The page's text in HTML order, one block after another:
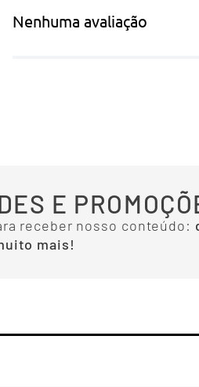
Nenhuma avaliação
E
receber nosso conteúdo:
mais!